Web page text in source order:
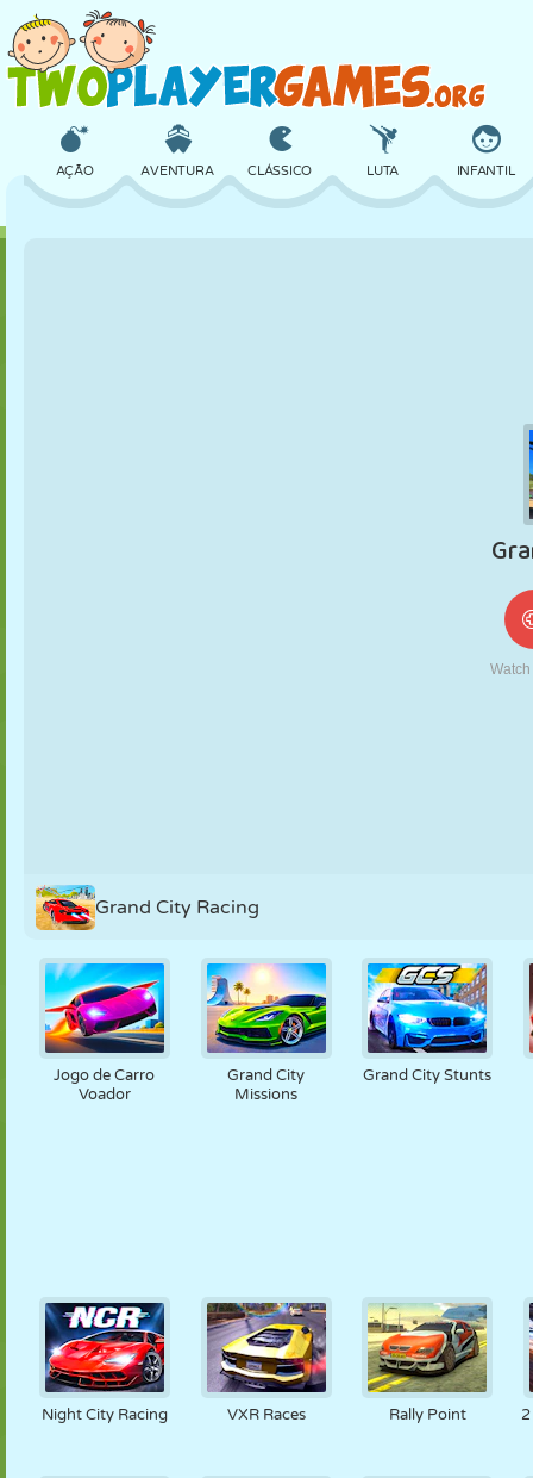
AÇÃO AVENTURA CLÁSSICO LUTA INFANTIL
ROBÔ
VELHA
Grand City Racing
Jogo de Carro
Voador
Grand City
Missions
Grand City Stunts
Night City Racing VXR Races Rally Point